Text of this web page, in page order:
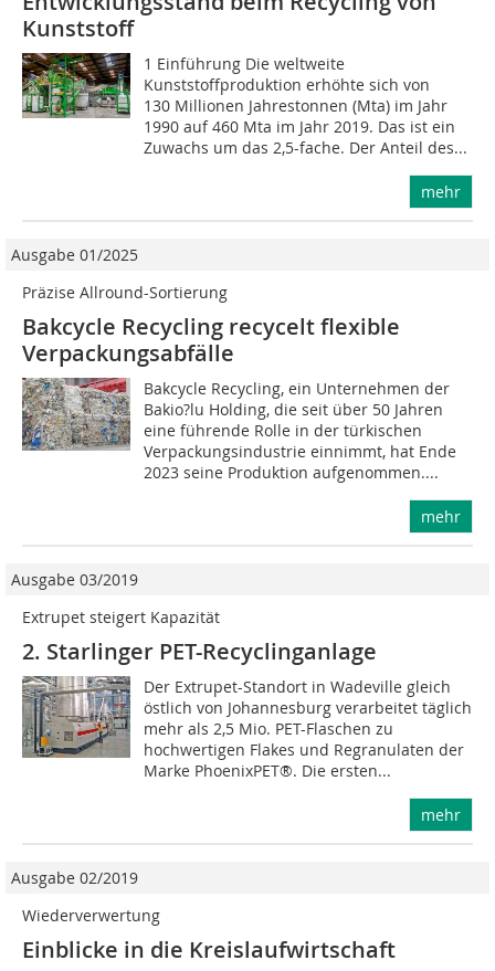
Kunststoff
1 Einführung Die weltweite
Kunststoffproduktion erhöhte sich von
130 Millionen Jahrestonnen (Mta) im Jahr
1990 auf 460 Mta im Jahr 2019. Das ist ein
Zuwachs um das 2,5-fache. Der Anteil des...
mehr
Ausgabe 01/2025
Präzise Allround-Sortierung
Bakcycle Recycling recycelt flexible
Verpackungsabfälle
Bakcycle Recycling, ein Unternehmen der
Bakio?lu Holding, die seit über 50 Jahren
eine führende Rolle in der türkischen
Verpackungsindustrie einnimmt, hat Ende
2023 seine Produktion aufgenommen....
mehr
Ausgabe 03/2019
Extrupet steigert Kapazität
2. Starlinger PET-Recyclinganlage
Der Extrupet-Standort in Wadeville gleich
östlich von Johannesburg verarbeitet täglich
mehr als 2,5 Mio. PET-Flaschen zu
hochwertigen Flakes und Regranulaten der
Marke PhoenixPET®. Die ersten...
mehr
Ausgabe 02/2019
Wiederverwertung
Einblicke in die Kreislaufwirtschaft